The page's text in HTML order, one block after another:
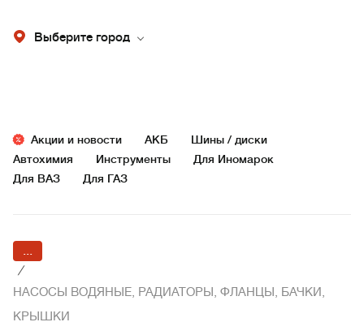
Выберите город
Акции и новости АКБ
Шины / диски
Автохимия
Инструменты
Для Иномарок
Для ВАЗ
Для ГАЗ
...
/
НАСОСЫ ВОДЯНЫЕ, РАДИАТОРЫ, ФЛАНЦЫ, БАЧКИ,
КРЫШКИ